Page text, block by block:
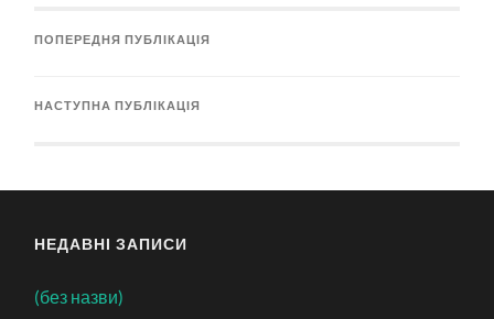
ПОПЕРЕДНЯ ПУБЛІКАЦІЯ
НАСТУПНА ПУБЛІКАЦІЯ
НЕДАВНІ ЗАПИСИ
(без назви)